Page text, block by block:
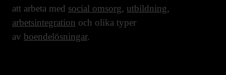
att arbeta med social omsorg, utbildning,
arbetsintegration och olika typer
av boendelösningar.